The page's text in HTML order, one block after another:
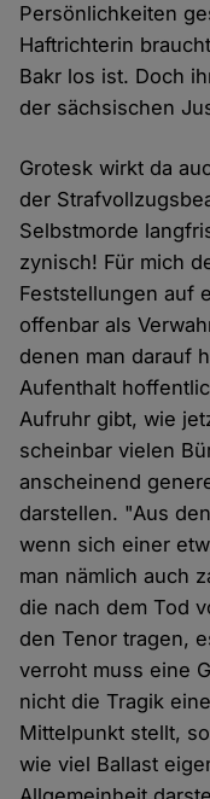
Persönlichkeiten
Haftrichterin
Bakr los ist. Doch
der sächsischen
Grotesk wirkt da
der
Selbstmorde
zynisch! Für mich
Feststellungen auf
offenbar als
denen man darauf
Aufenthalt
Aufruhr gibt, wie
scheinbar vielen
anscheinend
darstellen. "Aus
wenn sich einer
man nämlich auch
die nach dem Tod
den Tenor tragen,
verroht muss eine
nicht die Tragik
Mittelpunkt stellt,
wie viel Ballast